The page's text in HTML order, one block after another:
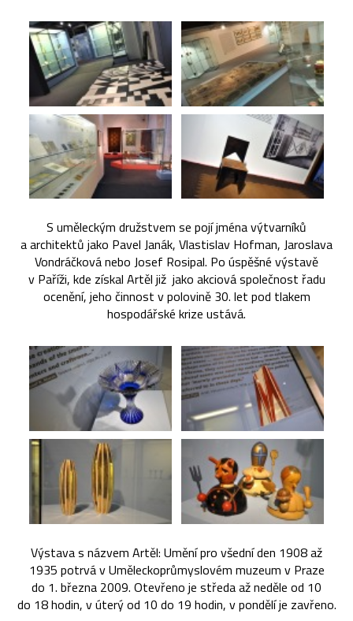
S uměleckým družstvem se pojí jména výtvarníků
a architektů jako Pavel Janák, Vlastislav Hofman, Jaroslava
Vondráčková nebo Josef Rosipal. Po úspěšné výstavě
v Paříži, kde získal Artěl již jako akciová společnost řadu
ocenění, jeho činnost v polovině 30. let pod tlakem
hospodářské krize ustává.
Výstava s názvem Artěl: Umění pro všední den 1908 až
1935 potrvá v Uměleckoprůmyslovém muzeum v Praze
do 1. března 2009. Otevřeno je středa až neděle od 10
do 18 hodin, v úterý od 10 do 19 hodin, v pondělí je zavřeno.